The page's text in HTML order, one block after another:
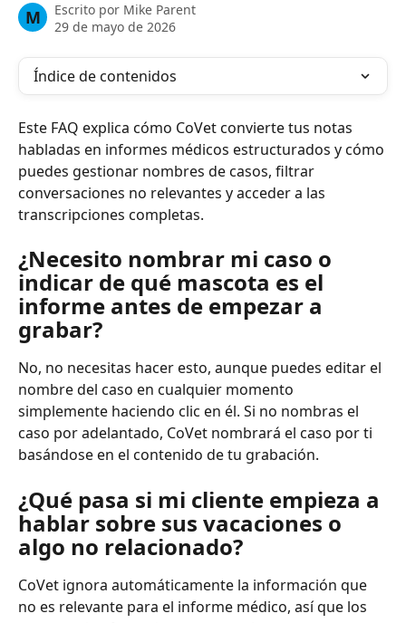
M Escrito por Mike Parent
29 de mayo de 2026
Índice de contenidos
Este FAQ explica cómo CoVet convierte tus notas
habladas en informes médicos estructurados y cómo
puedes gestionar nombres de casos, filtrar
conversaciones no relevantes y acceder a las
transcripciones completas.
¿Necesito nombrar mi caso o
indicar de qué mascota es el
informe antes de empezar a
grabar?
No, no necesitas hacer esto, aunque puedes editar el
nombre del caso en cualquier momento
simplemente haciendo clic en él. Si no nombras el
caso por adelantado, CoVet nombrará el caso por ti
basándose en el contenido de tu grabación.
¿Qué pasa si mi cliente empieza a
hablar sobre sus vacaciones o
algo no relacionado?
CoVet ignora automáticamente la información que
no es relevante para el informe médico, así que los